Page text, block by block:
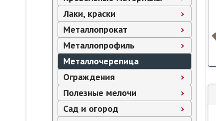
Лаки, краски
Металлопрокат
Металлопрофиль
Металлочерепица
Ограждения
Полезные мелочи
Сад и огород